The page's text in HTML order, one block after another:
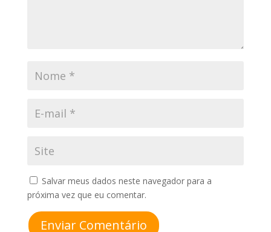
Salvar meus dados neste navegador para a
próxima vez que eu comentar.
Enviar Comentário